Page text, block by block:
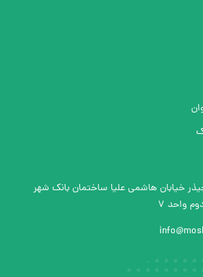
خیابان هاشمی علیا ساختمان بانک شهر